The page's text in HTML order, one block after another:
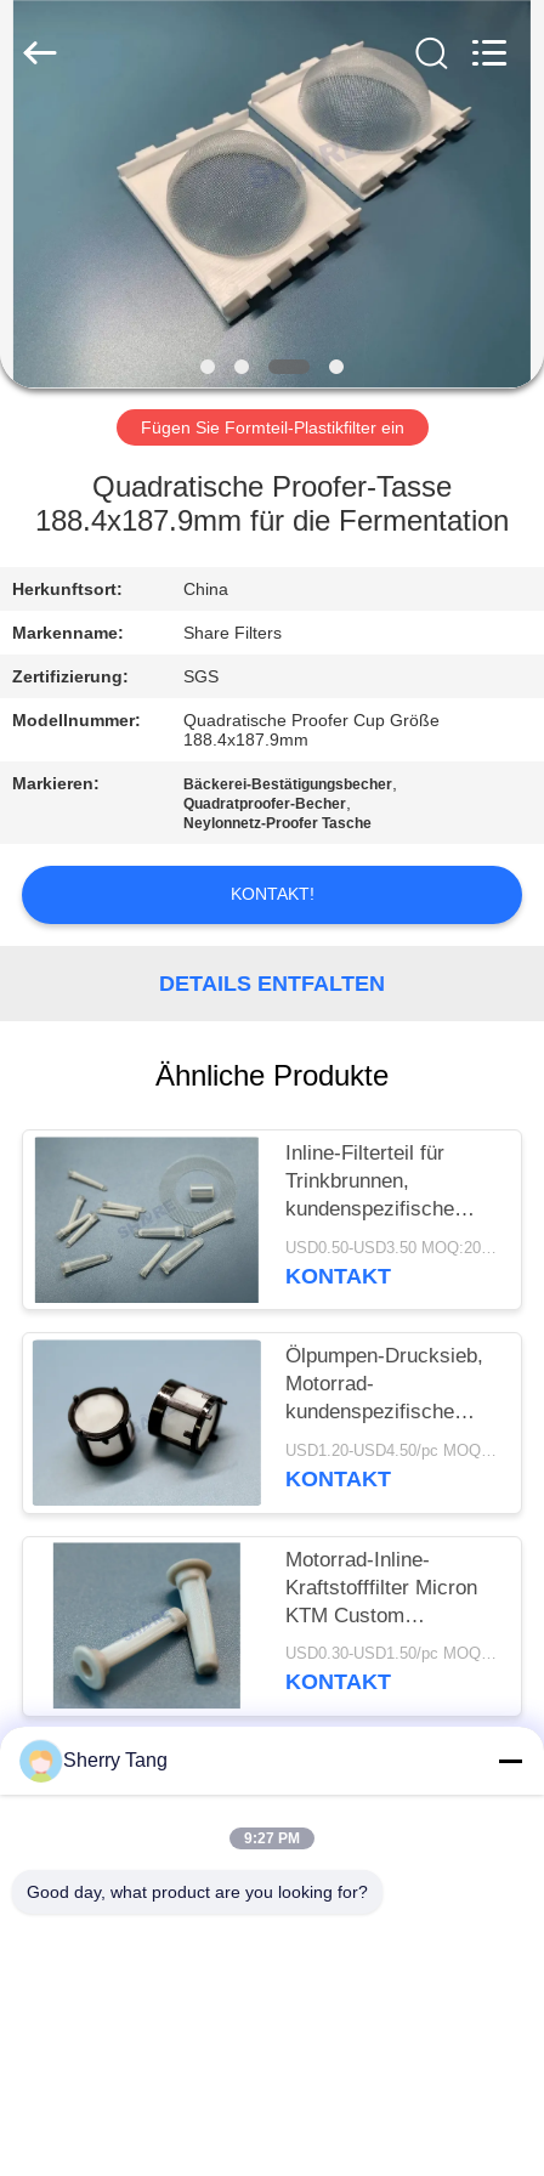
HAUSE
PRODUKTE
VIDEOS
ÜBER
WERKSBESICHTIGUNG
QUALITÄTSKONTROLLE
KONTAKT
MIT
NEUIGKEITEN
RECHTSSACHEN
FORDERN
ANGEBOT
SITEMAP
PRIVACY
POLICY
Limited.
Fügen Sie Formteil-Plastikfilter ein
Quadratische Proofer-Tasse
188.4x187.9mm für die Fermentation
Herkunftsort: China
Markenname: Share Filters
Zertifizierung: SGS
Modellnummer:
Quadratische Proofer Cup Größe
188.4x187.9mm
Markieren: Bäckerei-Bestätigungsbecher,
Quadratproofer-Becher,
Neylonnetz-Proofer Tasche
KONTAKT!
DETAILS ENTFALTEN
Ähnliche Produkte
Inline-Filterteil für
Trinkbrunnen,
kundenspezifische
Bestellung, geformte
Kunststofffilter mit
USD0.50-USD3.50 MOQ:200pcs
KONTAKT
Ölpumpen-Drucksieb,
Motorrad-
kundenspezifische
Hydraulikölfilterteile
USD1.20-USD4.50/pc MOQ:200pcs
KONTAKT
Motorrad-Inline-
Kraftstofffilter Micron
KTM Custom
Kraftstoffeinspritzsystem-
Sieb
USD0.30-USD1.50/pc MOQ:200PCS
KONTAKT
Masche
Masche
Sherry Tang
9:27 PM
Good day, what product are you looking for?